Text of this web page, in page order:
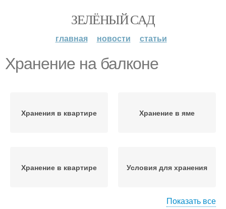
ЗЕЛЁНЫЙ САД
главная новости статьи
Хранение на балконе
Хранения в квартире Хранение в яме
Хранение в квартире Условия для хранения
Показать все